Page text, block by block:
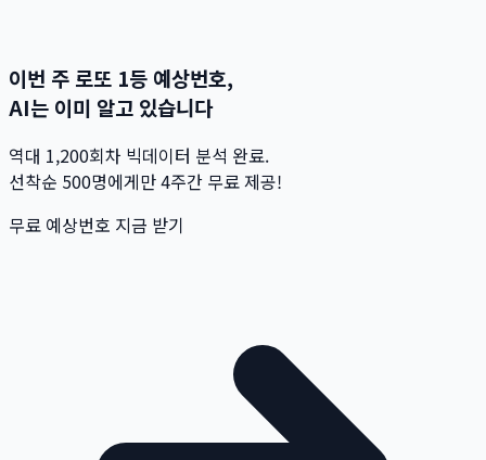
이번 주 로또 1등 예상번호,
AI는 이미 알고 있습니다
역대 1,200회차 빅데이터 분석 완료.
선착순 500명에게만 4주간 무료 제공!
무료 예상번호 지금 받기